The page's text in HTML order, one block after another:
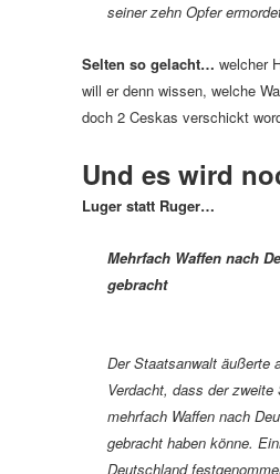
seiner zehn Opfer
Selten so gelacht… welcher
will er denn wissen, welche
doch 2 Ceskas verschickt
Und es wird
Luger statt Ruger…
Mehrfach Waffen nach
gebracht
Der Staatsanwalt äußerte
Verdacht, dass der zweite
mehrfach Waffen nach
gebracht haben könne.
Deutschland